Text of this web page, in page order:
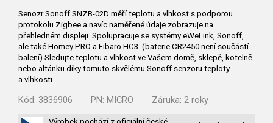
Senozr Sonoff SNZB-02D měří teplotu a vlhkost s podporou
protokolu Zigbee a navíc naměřené údaje zobrazuje na
přehledném displeji. Spolupracuje se systémy eWeLink, Sonoff,
ale také Homey PRO a Fibaro HC3. (baterie CR2450 není součástí
balení) Sledujte teplotu a vlhkost ve Vašem domě, sklepě, kotelně
nebo altánku díky tomuto skvělému Sonoff senzoru teploty
a vlhkosti…
Kód: 3836906 PN: MICRO Záruka: 2 roky